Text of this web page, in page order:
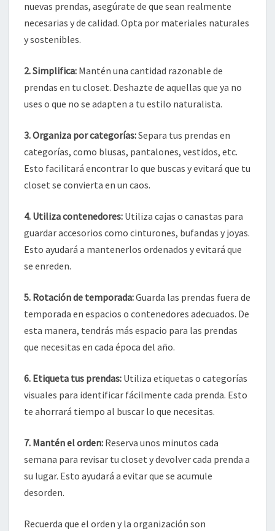
nuevas prendas, asegúrate de que sean realmente
necesarias y de calidad. Opta por materiales naturales
y sostenibles.
2.Simplifica: Mantén una cantidad razonable de
prendas en tu closet. Deshazte de aquellas que ya no
uses o que no se adapten a tu estilo naturalista.
3.Organiza por categorías:Separa tus prendas en
categorías, como blusas, pantalones, vestidos, etc.
Esto facilitará encontrar lo que buscas y evitará que tu
closet se convierta en un caos.
4. Utiliza contenedores: Utiliza cajas o canastas para
guardar accesorios como cinturones, bufandas y joyas.
Esto ayudará a mantenerlos ordenados y evitará que
se enreden.
5. Rotación de temporada:Guarda las prendas fuera de
temporada en espacios o contenedores adecuados. De
esta manera, tendrás más espacio para las prendas
que necesitas en cada época del año.
6. Etiqueta tus prendas: Utiliza etiquetas o categorías
visuales para identificar fácilmente cada prenda. Esto
te ahorrará tiempo al buscar lo que necesitas.
7. Mantén el orden: Reserva unos minutos cada
semana para revisar tu closet y devolver cada prenda a
su lugar. Esto ayudará a evitar que se acumule
desorden.
Recuerda que el orden y la organización son